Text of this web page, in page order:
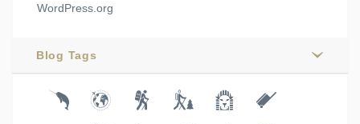
WordPress.org
Blog Tags